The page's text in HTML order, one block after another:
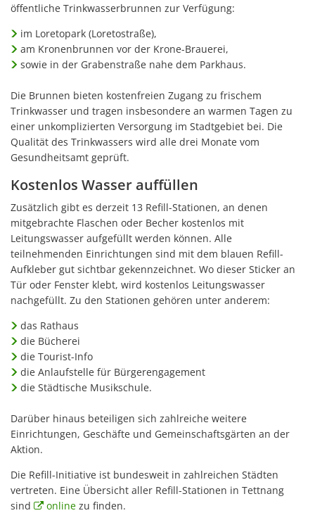
öffentliche Trinkwasserbrunnen zur Verfügung:
im Loretopark (Loretostraße),
am Kronenbrunnen vor der Krone-Brauerei,
sowie in der Grabenstraße nahe dem Parkhaus.
Die Brunnen bieten kostenfreien Zugang zu frischem
Trinkwasser und tragen insbesondere an warmen Tagen zu
einer unkomplizierten Versorgung im Stadtgebiet bei. Die
Qualität des Trinkwassers wird alle drei Monate vom
Gesundheitsamt geprüft.
Kostenlos Wasser auffüllen
Zusätzlich gibt es derzeit 13 Refill-Stationen, an denen
mitgebrachte Flaschen oder Becher kostenlos mit
Leitungswasser aufgefüllt werden können. Alle
teilnehmenden Einrichtungen sind mit dem blauen Refill-
Aufkleber gut sichtbar gekennzeichnet. Wo dieser Sticker an
Tür oder Fenster klebt, wird kostenlos Leitungswasser
nachgefüllt. Zu den Stationen gehören unter anderem:
das Rathaus
die Bücherei
die Tourist-Info
die Anlaufstelle für Bürgerengagement
die Städtische Musikschule.
Darüber hinaus beteiligen sich zahlreiche weitere
Einrichtungen, Geschäfte und Gemeinschaftsgärten an der
Aktion.
Die Refill-Initiative ist bundesweit in zahlreichen Städten
vertreten. Eine Übersicht aller Refill-Stationen in Tettnang
sind
onlinezu finden.